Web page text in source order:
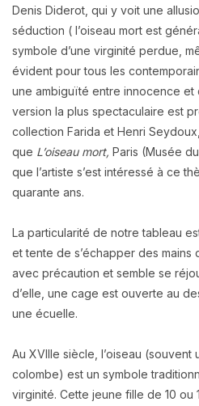
Denis Diderot, qui y voit une
séduction ( l’oiseau mort est
symbole d’une virginité perdue,
évident pour tous les
une ambiguïté entre innocence et
version la plus spectaculaire est
collection Farida et Henri
que L’oiseau mort, Paris (Musée
que l’artiste s’est intéressé à ce
quarante ans.
La particularité de notre tableau
et tente de s’échapper des mains
avec précaution et semble se
d’elle, une cage est ouverte au
une écuelle.
Au XVIIIe siècle, l’oiseau (souvent
colombe) est un symbole
virginité. Cette jeune fille de 10 ou